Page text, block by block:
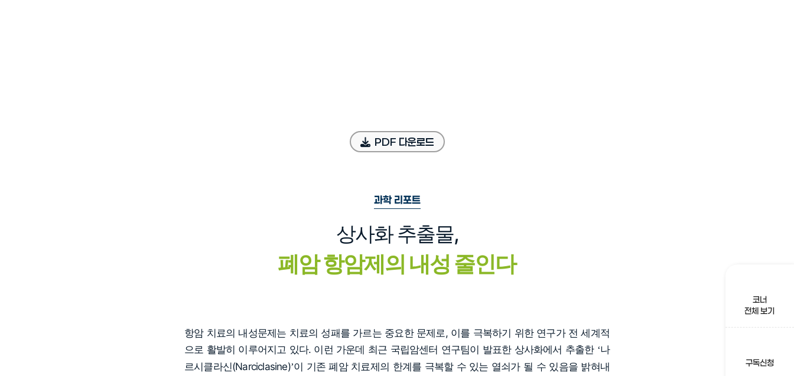
코너
전체 보기
구독신청
PDF 다운로드
과학 리포트
상사화 추출물,
폐암 항암제의 내성 줄인다
항암 치료의 내성문제는 치료의 성패를 가르는 중요한 문제로, 이를 극복하기 위한 연구가 전 세계적
으로 활발히 이루어지고 있다. 이런 가운데 최근 국립암센터 연구팀이 발표한 상사화에서 추출한 ‘나
르시클라신(Narciclasine)’이 기존 폐암 치료제의 한계를 극복할 수 있는 열쇠가 될 수 있음을 밝혀내